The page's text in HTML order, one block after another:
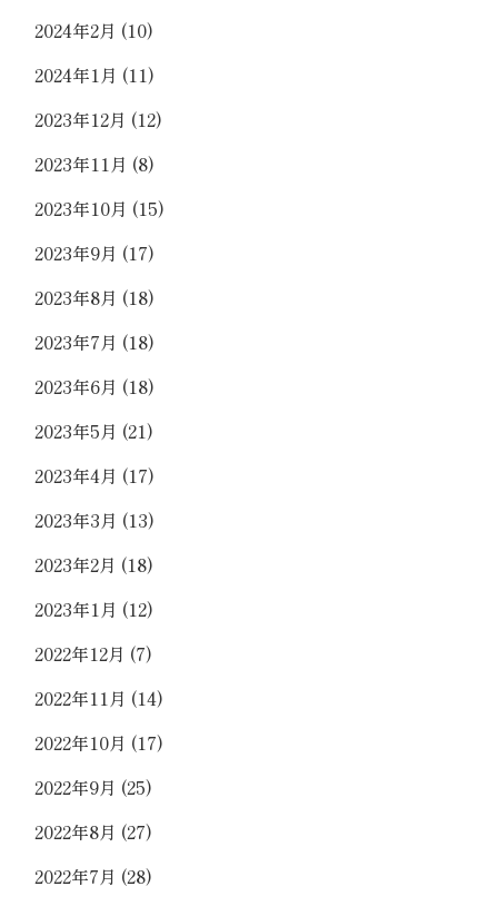
2024年2月 (10)
2024年1月 (11)
2023年12月 (12)
2023年11月 (8)
2023年10月 (15)
2023年9月 (17)
2023年8月 (18)
2023年7月 (18)
2023年6月 (18)
2023年5月 (21)
2023年4月 (17)
2023年3月 (13)
2023年2月 (18)
2023年1月 (12)
2022年12月 (7)
2022年11月 (14)
2022年10月 (17)
2022年9月 (25)
2022年8月 (27)
2022年7月 (28)